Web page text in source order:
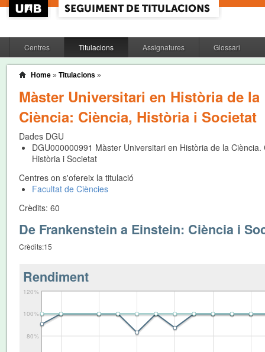
Centres Titulacions Assignatures Glossari
Home » Titulacions »
Màster Universitari en Història de la
Ciència: Ciència, Història i Societat
Dades DGU
DGU000000991 Màster Universitari en Història de la Ciència.
Història i Societat
Centres on s'ofereix la titulació
Facultat de Ciències
Crèdits: 60
De Frankenstein a Einstein: Ciència i
Crèdits:15
Rendiment
80%
100%
120%